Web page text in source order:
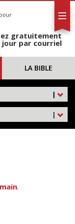
pour
gratuitement
jour par courriel
LA BIBLE
|
|
.